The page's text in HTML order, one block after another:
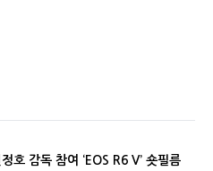
호 감독 참여 ‘EOS R6 V’ 숏필름